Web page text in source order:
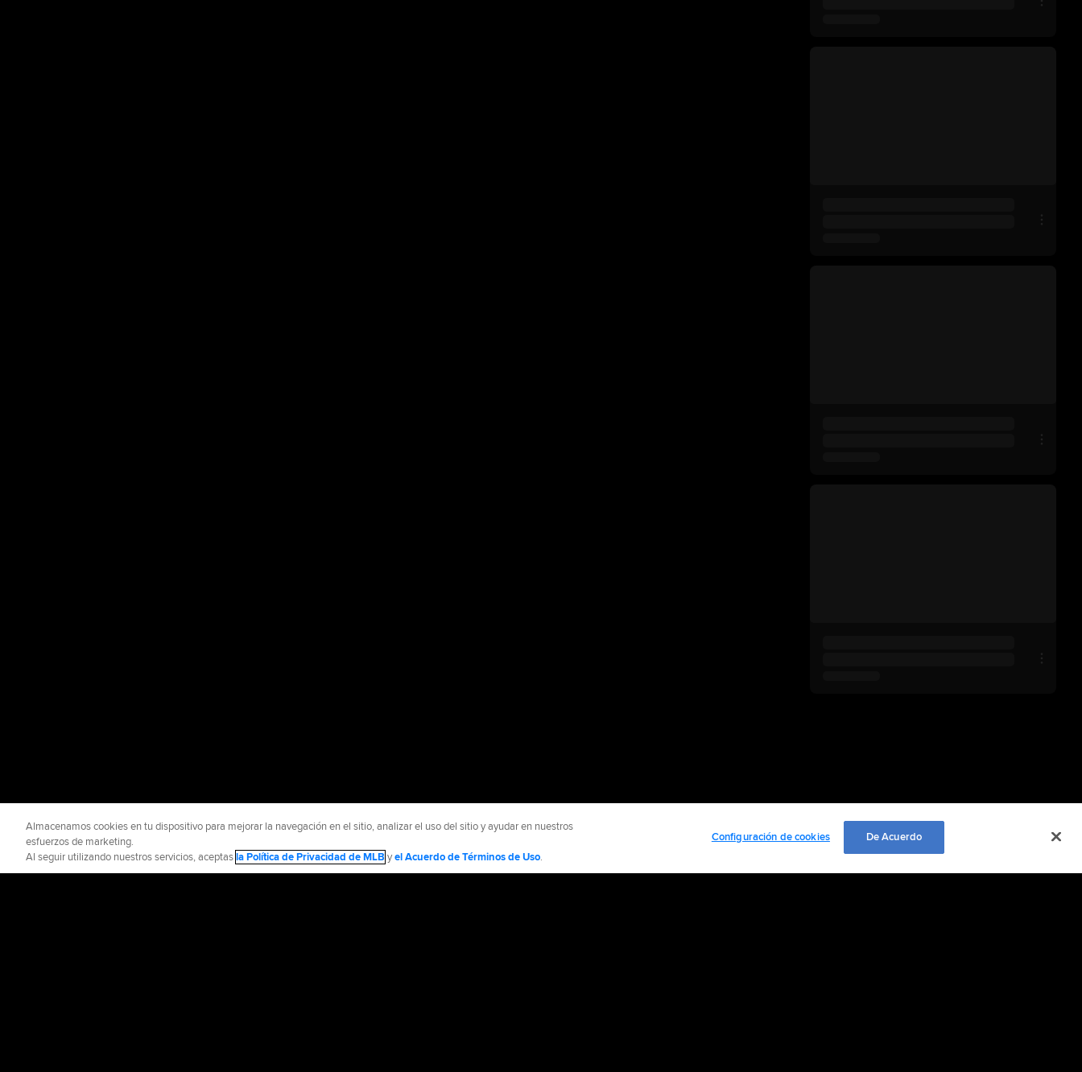
Almacenamos cookies en tu dispositivo para mejorar la navegación en el sitio, analizar el uso del sitio y ayudar en nuestros
esfuerzos de marketing.
Al seguir utilizando nuestros servicios, aceptasla Política de Privacidad de MLB yel Acuerdo de Términos de Uso.
Configuración de cookies De Acuerdo